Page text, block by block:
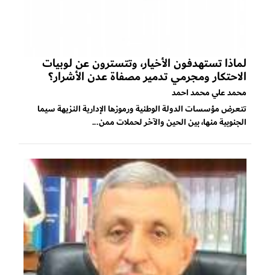
لماذا تستهدفون الأخيار، وتتسترون عن لوبيات
الاحتكار ومجرمي تدمير مصفاة عدن الأشرار؟
محمد علي محمد احمد
تتعرض مؤسسات الدولة الوطنية ورموزها الإدارية النزيهة سيما
الجنوبية منها، بين الحين والآخر لحملات ممن...